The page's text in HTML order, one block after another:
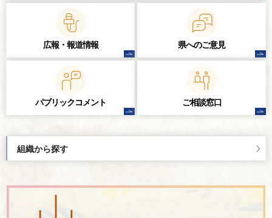
広報・報道情報 県へのご意見
パブリックコメント ご相談窓口
組織から探す